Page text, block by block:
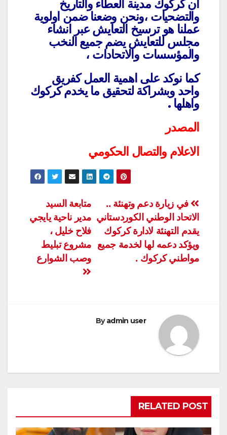
ان كركوك مدينة العطاء والتاريخ
والتضحيات ،ونحن وضعنا ضمن اولوية
عملنا هو ترسيخ التعايش عبر انشاء
مجلس للتعايش يضم جميع النخب
والمؤسسات والاتحادات ،
كما نوكد على اهمية العمل كفريق
واحد وبشراكة لتحقيق ما يخدم كركوك
واهلها .
المصدر
الاعلام والتصال الحكومي
تصفّح
المقالات
متابعة السيد
مدير ناحية يايجي
فلاح خليل ،
مشروع تبليط
وصب الشوارع
في زيارة دعم وتهنئة ..
الاتحاد الوطني الكوردستاني
يقدم التهنئة لادارة كركوك
ويؤكد دعمه لها لخدمة جميع
مواطني كركوك .
Byadmin user
RELATED POST